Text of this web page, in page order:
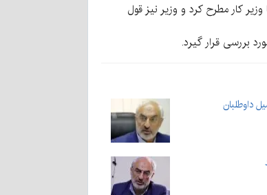
کار مطرح کرد و وزیر نیز قول
بررسی قرار گیرد.
داوطلبان